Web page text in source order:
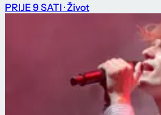
PRIJE 9 SATI · Život